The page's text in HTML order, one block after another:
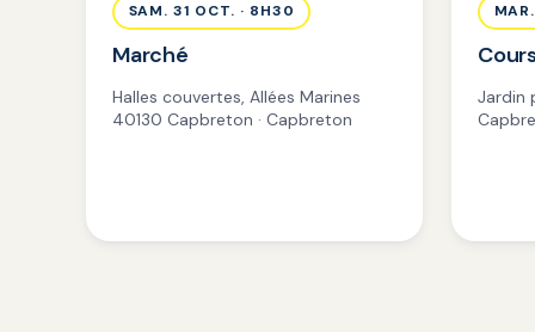
SAM. 31 OCT. · 8H30
Marché
Halles couvertes, Allées Marines
40130 Capbreton · Capbreton
Jardin